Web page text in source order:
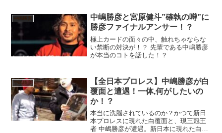
中嶋勝彦
中嶋勝彦と宮原健斗”確執の噂”に
勝彦ファイナルアンサー！？
極上カードの面々の中、触れちゃならな
い禁断の対決が！？ 先輩である中嶋勝彦
が本当のコトを話した！？
中嶋勝彦
【全日本プロレス】中嶋勝彦が白
覆面と遭遇！一体,何がしたいの
か！？
本当に洗脳されているのか？かつて新日
本プロレスに現れた白覆面と、現三冠王
者 中嶋勝彦が遭遇。新日本に現れた白覆